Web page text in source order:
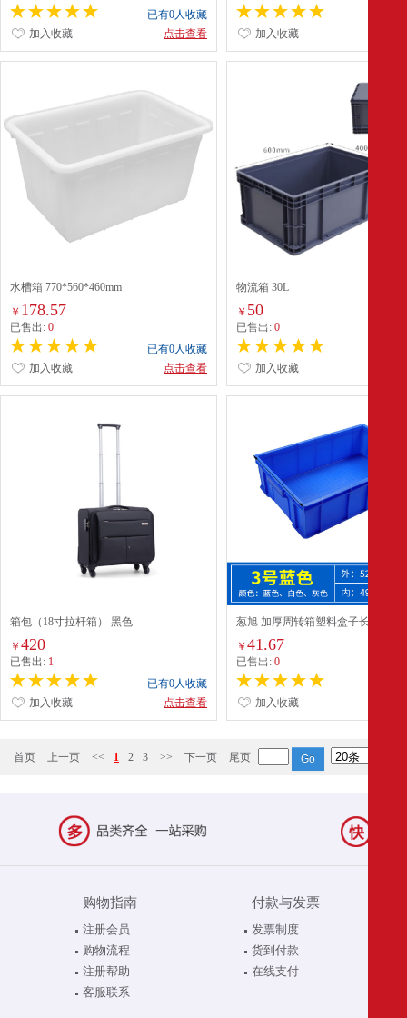
已有0人收藏
点击查看
加入收藏 加入收藏
水槽箱 770*560*460mm
￥ 178.57
已售出: 0
已有0人收藏
点击查看
加入收藏
物流箱 30L
￥ 50
已售出:0
加入收藏
箱包（18寸拉杆箱） 黑色
￥ 420
已售出: 1
已有0人收藏
点击查看
加入收藏
葱旭 加厚周转箱塑料盒子长方形工
零件盒收纳盒螺丝物料盒配件盒白
蓝色 （加厚耐用）
￥41.67
已售出:0
加入收藏
首页 上一页 << 1 2 3 >> 下一页 尾页
购物指南
注册会员
购物流程
注册帮助
客服联系
付款与发票
发票制度
货到付款
在线支付